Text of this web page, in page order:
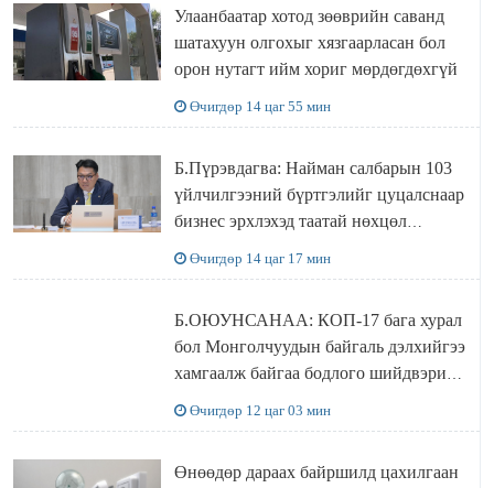
Улаанбаатар хотод зөөврийн саванд
шатахуун олгохыг хязгаарласан бол
орон нутагт ийм хориг мөрдөгдөхгүй
Өчигдөр 14 цаг 55 мин
Б.Пүрэвдагва: Найман салбарын 103
үйлчилгээний бүртгэлийг цуцалснаар
бизнес эрхлэхэд таатай нөхцөл
Өчигдөр 14 цаг 17 мин
Б.ОЮУНСАНАА: КОП-17 бага хурал
бол Монголчуудын байгаль дэлхийгээ
хамгаалж байгаа бодлого шийдвэрийг
Өчигдөр 12 цаг 03 мин
Өнөөдөр дараах байршилд цахилгаан